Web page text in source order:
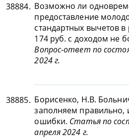
38884. Возможно ли
предоставление
стандартных вычетов
174 руб. с доходом не
Вопрос-ответ по
2024 г.
38885. Борисенко, Н.В.
заполняем правильно,
ошибки. Статья по
апреля 2024 г.